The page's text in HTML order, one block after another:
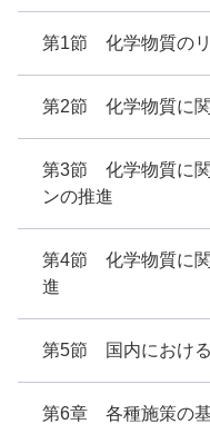
第1節 化学物質の
第2節 化学物質に
第3節 化学物質に関
ンの推進
第4節 化学物質に
進
第5節 国内におけ
第6章 各種施策の基